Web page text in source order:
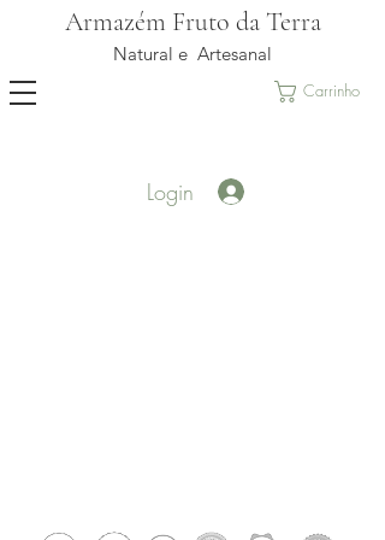
Armazém Fruto da Terra
Natural e Artesanal
Carrinho
Login